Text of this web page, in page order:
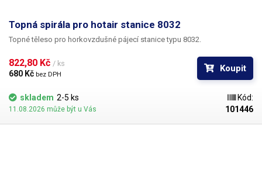
Topná spirála pro hotair stanice 8032
Topné těleso pro horkovzdušné pájecí stanice typu 8032.
822,80 Kč / ks
680 Kč bez DPH
Koupit
skladem 2-5 ks
11.08.2026 může být u Vás
Kód:
101446